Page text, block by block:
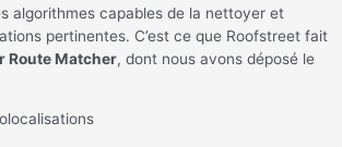
algorithmes capables de la nettoyer et
pertinentes. C’est ce que Roofstreet fait
Route Matcher, dont nous avons déposé le